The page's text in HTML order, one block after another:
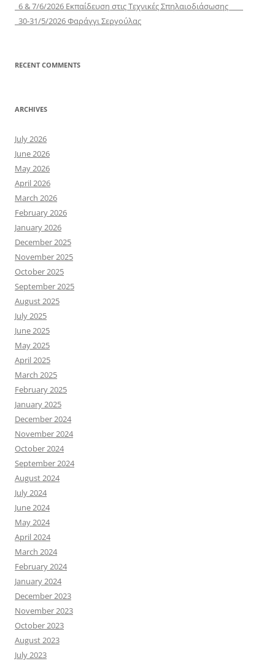
6 & 7/6/2026 Εκπαίδευση στις Τεχνικές Σπηλαιοδιάσωσης
30-31/5/2026 Φαράγγι Σεργούλας
RECENT COMMENTS
ARCHIVES
July 2026
June 2026
May 2026
April 2026
March 2026
February 2026
January 2026
December 2025
November 2025
October 2025
September 2025
August 2025
July 2025
June 2025
May 2025
April 2025
March 2025
February 2025
January 2025
December 2024
November 2024
October 2024
September 2024
August 2024
July 2024
June 2024
May 2024
April 2024
March 2024
February 2024
January 2024
December 2023
November 2023
October 2023
August 2023
July 2023